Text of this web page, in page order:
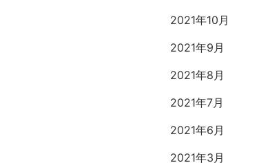
2021年10月
2021年9月
2021年8月
2021年7月
2021年6月
2021年3月